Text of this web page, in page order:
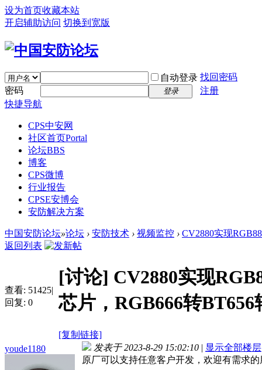
设为首页收藏本站
开启辅助访问 切换到宽版
自动登录 找回密码
密码
登录
注册
快捷导航
CPS中安网
社区首页Portal
论坛BBS
博客
CPS微博
行业报告
CPSE安博会
安防解决方案
中国安防论坛»论坛 › 安防技术 › 视频监控 › CV2880实现
返回列表
查看: 51425|
回复: 0
[讨论] CV2880实现
芯片，RGB666转BT656
[复制链接]
youde1180
发表于 2023-8-29 15:02:10 | 显示全部楼层
原厂可以支持任意客户开发，欢迎有需求